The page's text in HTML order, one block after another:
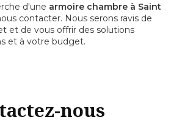
d'une armoire chambre à Saint
contacter. Nous serons ravis de
et de vous offrir des solutions
et à votre budget.
nous